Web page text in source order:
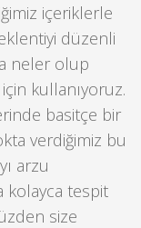
içeriklerle
düzenli
neler olup
kullanıyoruz.
basitçe bir
verdiğimiz bu
arzu
kolayca tespit
size